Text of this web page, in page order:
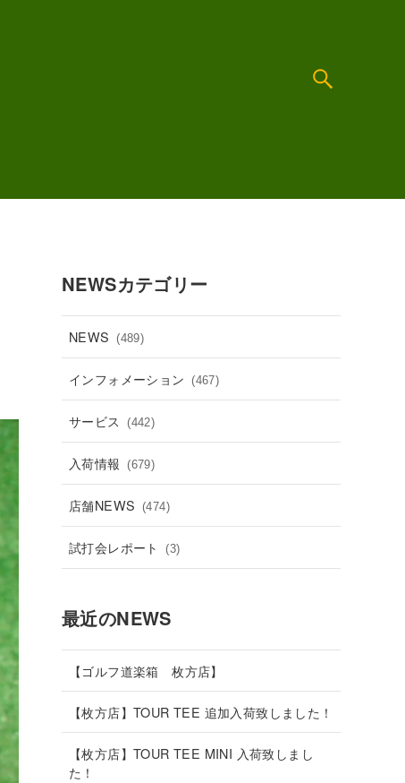
NEWSカテゴリー
NEWS (489)
インフォメーション (467)
サービス (442)
入荷情報 (679)
店舗NEWS (474)
試打会レポート (3)
最近のNEWS
【ゴルフ道楽箱 枚方店】
【枚方店】TOUR TEE 追加入荷致しました！
【枚方店】TOUR TEE MINI 入荷致しまし
た！